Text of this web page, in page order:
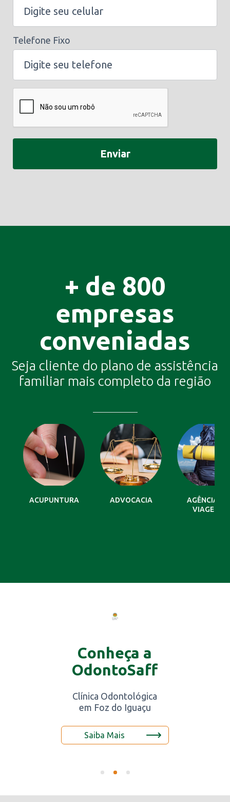
Telefone Fixo
Enviar
+ de 800
empresas
conveniadas
Seja cliente do plano de assistência
familiar mais completo da região
ACUPUNTURA ADVOCACIA
AGÊNCIA DE
VIAGENS
Conheça a
OdontoSaff
Clínica Odontológica
em Foz do Iguaçu
Saiba Mais